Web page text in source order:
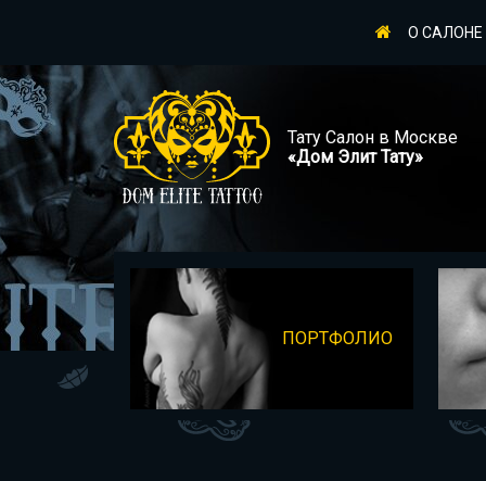
О САЛОНЕ
Тату Салон в Москве
«Дом Элит Тату»
ПОРТФОЛИО